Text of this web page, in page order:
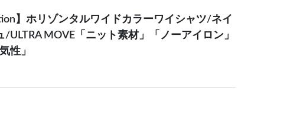
】ホリゾンタルワイドカラーワイシャツ/ネイ
ULTRA MOVE「ニット素材」「ノーアイロン」
性」